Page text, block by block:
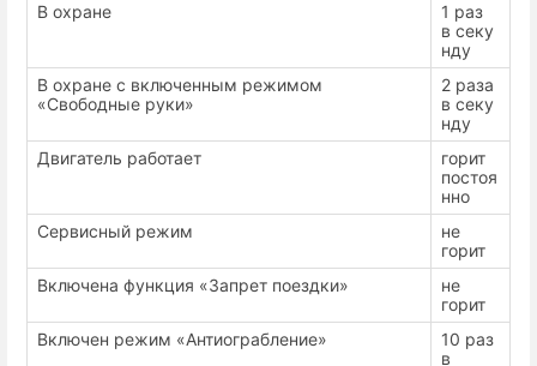
В охране
1 раз
в секу
нду
В охране с включенным режимом
«Свободные руки»
2 раза
в секу
нду
Двигатель работает
горит
постоя
нно
Сервисный режим
не
горит
Включена функция «Запрет поездки»
не
горит
Включен режим «Антиограбление»
10 раз
в